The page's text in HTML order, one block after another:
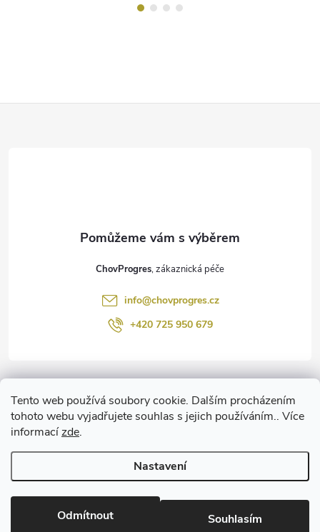
Tento web používá soubory cookie. Dalším procházením
tohoto webu vyjadřujete souhlas s jejich používáním.. Více
informacízde.
Nastavení
Odmítnout Souhlasím
ChovProgres
info@chovprogres.cz
+420 725 950 679
Copyright 2026ChovProgres.cz. Všechna práva vyhrazena.Upravit
nastavení cookies